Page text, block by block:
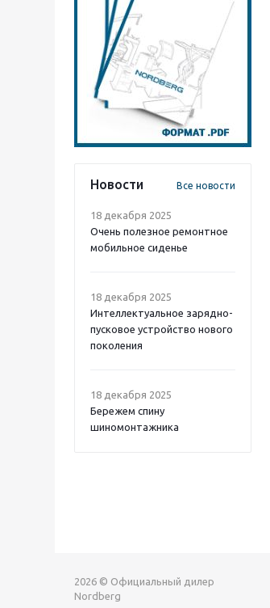
Новости Все новости
18 декабря 2025
Очень полезное ремонтное
мобильное сиденье
18 декабря 2025
Интеллектуальное зарядно-
пусковое устройство нового
поколения
18 декабря 2025
Бережем спину
шиномонтажника
2026 © Официальный дилер
Nordberg